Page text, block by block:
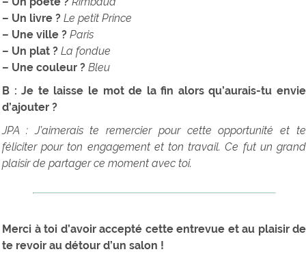
– Un livre ? Le petit Prince
– Une ville ? Paris
– Un plat ? La fondue
– Une couleur ? Bleu
B : Je te laisse le mot de la fin alors qu’aurais-tu envie
d’ajouter ?
JPA : J’aimerais te remercier pour cette opportunité et te
féliciter pour ton engagement et ton travail. Ce fut un grand
plaisir de partager ce moment avec toi.
Merci à toi d’avoir accepté cette entrevue et au plaisir de
te revoir au détour d’un salon !